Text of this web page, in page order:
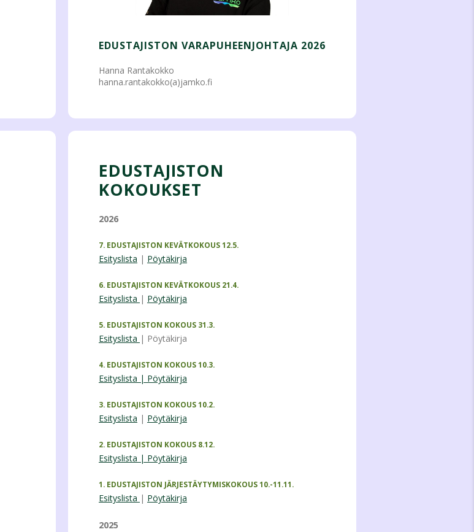
EDUSTAJISTON VARAPUHEENJOHTAJA 2026
Hanna Rantakokko
hanna.rantakokko(a)jamko.fi
EDUSTAJISTON
KOKOUKSET
2026
7. EDUSTAJISTON KEVÄTKOKOUS 12.5.
Esityslista | Pöytäkirja
6. EDUSTAJISTON KEVÄTKOKOUS 21.4.
Esityslista | Pöytäkirja
5. EDUSTAJISTON KOKOUS 31.3.
Esityslista | Pöytäkirja
4. EDUSTAJISTON KOKOUS 10.3.
Esityslista | Pöytäkirja
3. EDUSTAJISTON KOKOUS 10.2.
Esityslista | Pöytäkirja
2. EDUSTAJISTON KOKOUS 8.12.
Esityslista | Pöytäkirja
1. EDUSTAJISTON JÄRJESTÄYTYMISKOKOUS 10.-11.11.
Esityslista | Pöytäkirja
2025